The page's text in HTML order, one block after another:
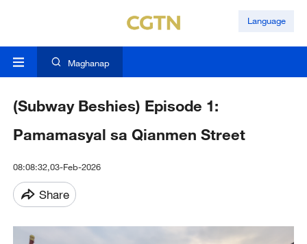
Language
Maghanap
(Subway Beshies) Episode 1:
Pamamasyal sa Qianmen Street
08:08:32,03-Feb-2026
Share